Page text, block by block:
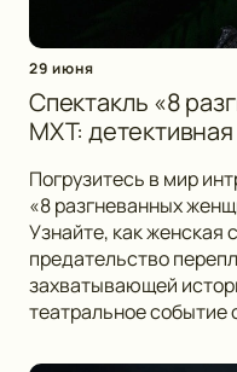
29 июня
Спектакль «8
МХТ:
Погрузитесь в мир
«8 разгневанных
Узнайте, как женская
предательство
захватывающей
театральное событие